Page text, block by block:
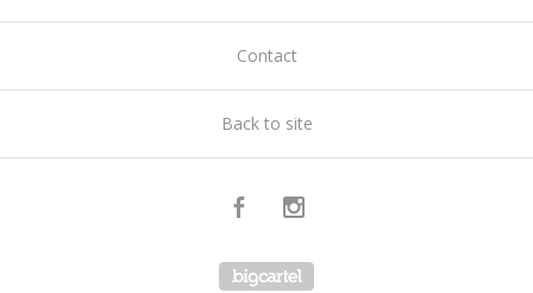
Contact
Back to site